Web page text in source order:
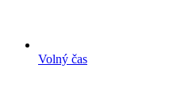
Volný čas